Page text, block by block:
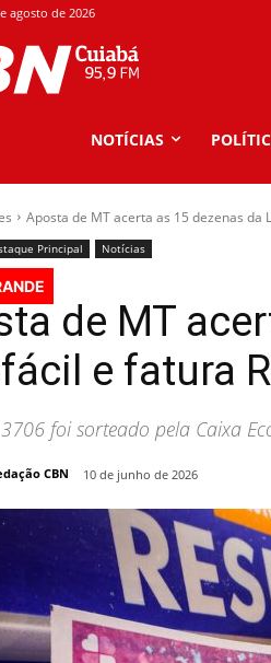
agosto de 2026
NOTÍCIAS
Aposta de MT acerta as 15 dezenas da
Principal Notícias
de MT
e fatura
foi sorteado pela Caixa
CBN 10 de junho de 2026